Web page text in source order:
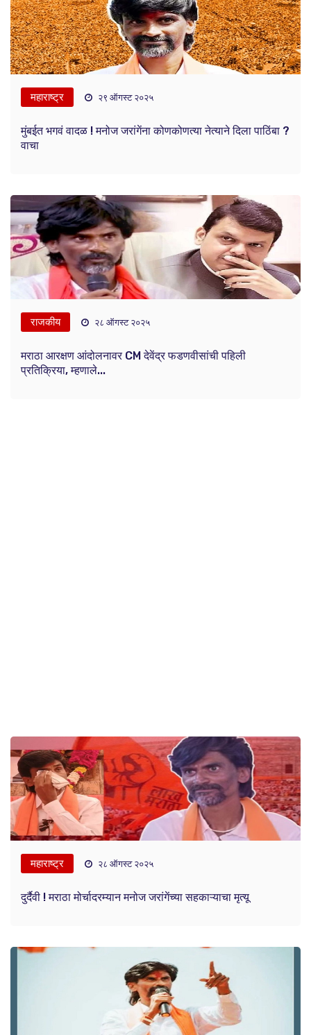
महाराष्ट्र २९ ऑगस्ट २०२५
मुंबईत भगवं वादळ ! मनोज जरांगेंना कोणकोणत्या नेत्याने दिला पाठिंबा ?
वाचा
राजकीय २८ ऑगस्ट २०२५
मराठा आरक्षण आंदोलनावर CM देवेंद्र फडणवीसांची पहिली
प्रतिक्रिया, म्हणाले...
महाराष्ट्र २८ ऑगस्ट २०२५
दुर्दैवी ! मराठा मोर्चादरम्यान मनोज जरांगेंच्या सहकाऱ्याचा मृत्यू